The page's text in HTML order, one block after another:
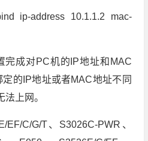
ip-address 10.1.1.2 mac-
完成对PC机的IP地址和MAC
的IP地址或者MAC地址不同
上网。
C/G/T、S3026C-PWR、